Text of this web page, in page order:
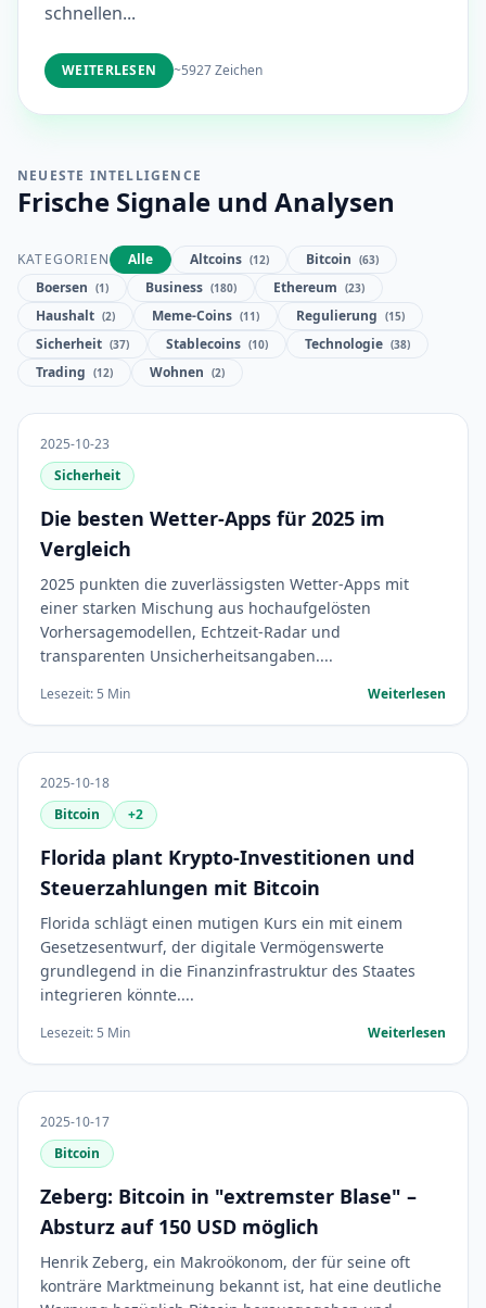
schnellen...
WEITERLESEN ~5927 Zeichen
NEUESTE INTELLIGENCE
Frische Signale und Analysen
KATEGORIEN Alle Altcoins (12) Bitcoin (63)
Boersen (1) Business (180) Ethereum (23)
Haushalt (2) Meme-Coins (11) Regulierung (15)
Sicherheit (37) Stablecoins (10) Technologie (38)
Trading (12) Wohnen (2)
2025-10-23
Sicherheit
Die besten Wetter-Apps für 2025 im
Vergleich
2025 punkten die zuverlässigsten Wetter-Apps mit
einer starken Mischung aus hochaufgelösten
Vorhersagemodellen, Echtzeit-Radar und
transparenten Unsicherheitsangaben....
Lesezeit: 5 Min Weiterlesen
2025-10-18
Bitcoin
+2
Florida plant Krypto-Investitionen und
Steuerzahlungen mit Bitcoin
Florida schlägt einen mutigen Kurs ein mit einem
Gesetzesentwurf, der digitale Vermögenswerte
grundlegend in die Finanzinfrastruktur des Staates
integrieren könnte....
Lesezeit: 5 Min Weiterlesen
2025-10-17
Bitcoin
Zeberg: Bitcoin in "extremster Blase" –
Absturz auf 150 USD möglich
Henrik Zeberg, ein Makroökonom, der für seine oft
konträre Marktmeinung bekannt ist, hat eine deutliche